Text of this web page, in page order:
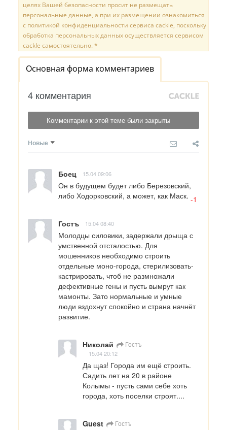
целях Вашей безопасности просит не размещать
персональные данные, а при их размещении ознакомиться
с политикой конфиденциальности сервиса cackle, поскольку
обработка персональных данных осуществляется сервисом
cackle самостоятельно. *
Основная форма комментариев
4 комментария
Комментарии к этой теме были закрыты
Новые
Боец 15.04 09:06
Он в будущем будет либо Березовский,
либо Ходорковский, а может, как Маск. -1
Гостъ 15.04 08:40
Молодцы силовики, задержали дрыща с
умственной отсталостью. Для
мошенников необходимо строить
отдельные моно-города, стерилизовать-
кастрировать, чтоб не размножали
дефективные гены и пусть вымрут как
мамонты. Зато нормальные и умные
люди вздохнут спокойно и страна начнёт
развитие.
Николай Гостъ
15.04 20:12
Да щаз! Города им ещё строить.
Садить лет на 20 в районе
Колымы - пусть сами себе хоть
города, хоть поселки строят....
Guest Гостъ